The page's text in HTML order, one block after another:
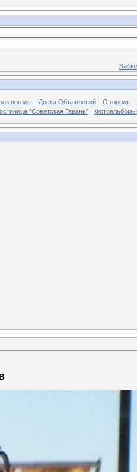
погоды Доска Объявлений О городе
"Советская Гавань" Фотоальбомы